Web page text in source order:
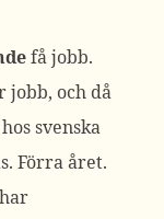
få jobb.
jobb, och då
svenska
Förra året.